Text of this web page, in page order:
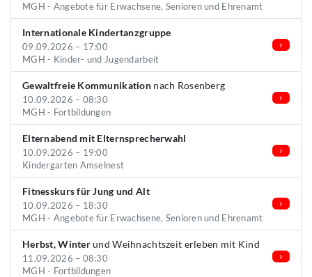
MGH - Angebote für Erwachsene, Senioren und Ehrenamt
Internationale Kindertanzgruppe
09.09.2026 – 17:00
MGH - Kinder- und Jugendarbeit
Gewaltfreie Kommunikation nach Rosenberg
10.09.2026 – 08:30
MGH - Fortbildungen
Elternabend mit Elternsprecherwahl
10.09.2026 – 19:00
Kindergarten Amselnest
Fitnesskurs für Jung und Alt
10.09.2026 – 18:30
MGH - Angebote für Erwachsene, Senioren und Ehrenamt
Herbst, Winterund Weihnachtszeit erleben mit Kind
11.09.2026 – 08:30
MGH - Fortbildungen